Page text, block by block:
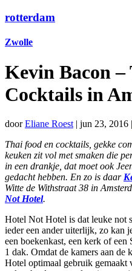
rotterdam
Zwolle
Kevin Bacon
Cocktails in
doorEliane Roest | jun 23, 2016 |
Thai food en cocktails, gekke
keuken zit vol met smaken die
in een drankje, dat moet ook
gedacht hebben. En zo is daar
Witte de Withstraat 38 in
Not Hotel.
Hotel Not Hotel is dat leuke not
ieder een ander uiterlijk, zo kan
een boekenkast, een kerk of een
1 dak. Omdat de kamers aan
Hotel optimaal gebruik gemaakt